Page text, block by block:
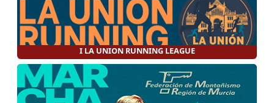
I LA UNION RUNNING LEAGUE